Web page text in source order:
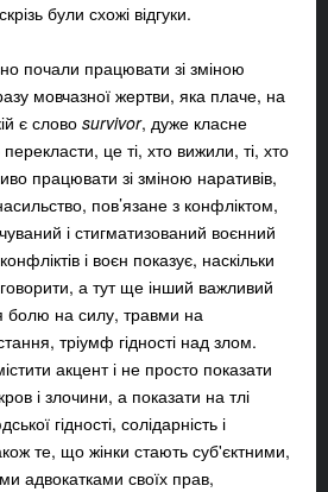
були схожі відгуки.
почали працювати зі зміною
мовчазної жертви, яка плаче, на
є слово survivor, дуже класне
це ті, хто вижили, ті, хто
працювати зі зміною наративів,
пов’язане з конфліктом,
і стигматизований воєнний
і воєн показує, наскільки
а тут ще інший важливий
на силу, травми на
тріумф гідності над злом.
акцент і не просто показати
і злочини, а показати на тлі
гідності, солідарність і
те, що жінки стають суб'єктними,
адвокатками своїх прав,